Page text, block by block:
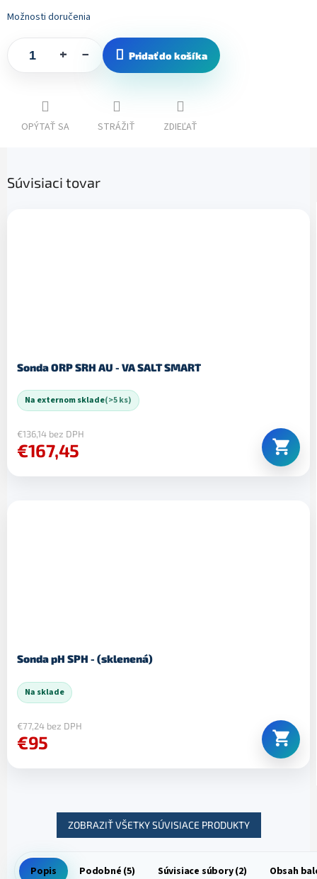
Možnosti doručenia
+ − Pridať do košíka
OPÝTAŤ SA STRÁŽIŤ ZDIEĽAŤ
Súvisiaci tovar
Sonda ORP SRH AU - VA SALT SMART
Na externom sklade(>5 ks)
€136,14 bez DPH
€167,45
Sonda pH SPH - (sklenená)
Na sklade
€77,24 bez DPH
€95
ZOBRAZIŤ VŠETKY SÚVISIACE PRODUKTY
Popis Podobné (5) Súvisiace súbory (2) Obsah